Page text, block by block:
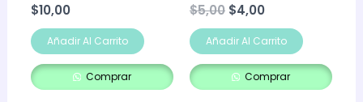
$10,00
Añadir Al Carrito
Comprar
$5,00 $4,00
Añadir Al Carrito
Comprar